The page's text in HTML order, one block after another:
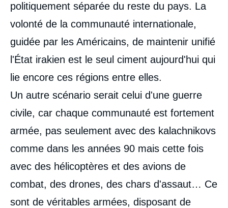
politiquement séparée du reste du pays. La
volonté de la communauté internationale,
guidée par les Américains, de maintenir unifié
l'État irakien est le seul ciment aujourd'hui qui
lie encore ces régions entre elles.
Un autre scénario serait celui d'une guerre
civile, car chaque communauté est fortement
armée, pas seulement avec des kalachnikovs
comme dans les années 90 mais cette fois
avec des hélicoptères et des avions de
combat, des drones, des chars d'assaut… Ce
sont de véritables armées, disposant de